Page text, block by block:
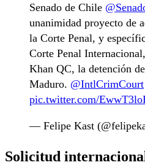
Senado de Chile
unanimidad proyecto de
la Corte Penal, y
Corte Penal
Khan QC, la detención
Maduro. @IntlCrimCourt
pic.twitter.com/
— Felipe Kast
Solicitud